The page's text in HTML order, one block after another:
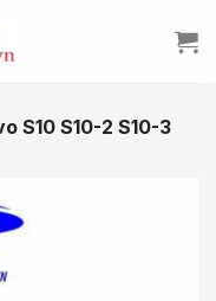
S10 S10-2 S10-3